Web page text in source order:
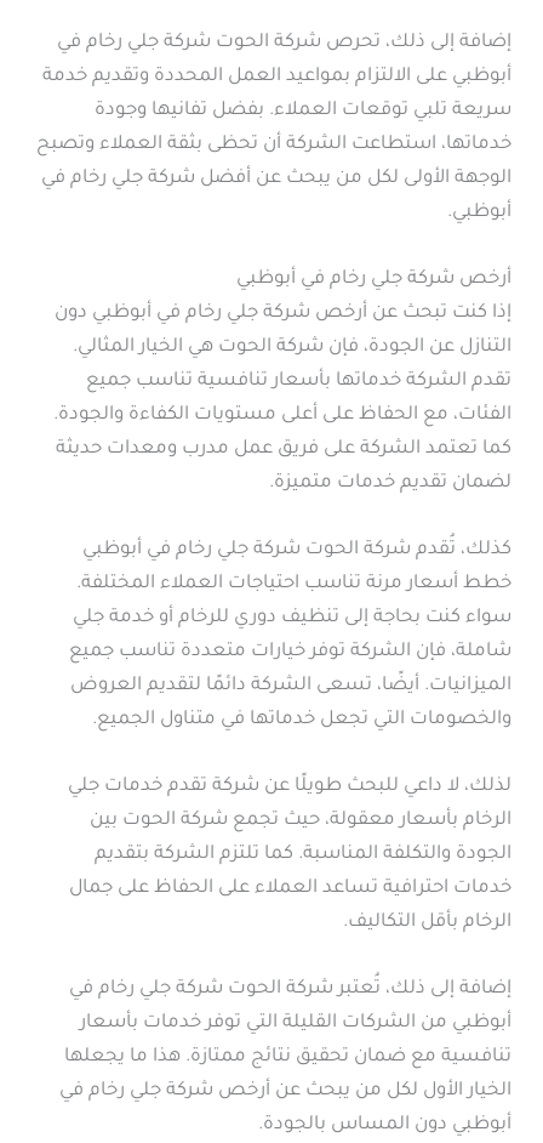
إضافة إلى ذلك، تحرص شركة الحوت شركة جلي رخام في
أبوظبي على الالتزام بمواعيد العمل المحددة وتقديم خدمة
سريعة تلبي توقعات العملاء. بفضل تفانيها وجودة
خدماتها، استطاعت الشركة أن تحظى بثقة العملاء وتصبح
الوجهة الأولى لكل من يبحث عن أفضل شركة جلي رخام في
أبوظبي.
أرخص شركة جلي رخام في أبوظبي
إذا كنت تبحث عن أرخص شركة جلي رخام في أبوظبي دون
التنازل عن الجودة، فإن شركة الحوت هي الخيار المثالي.
تقدم الشركة خدماتها بأسعار تنافسية تناسب جميع
الفئات، مع الحفاظ على أعلى مستويات الكفاءة والجودة.
كما تعتمد الشركة على فريق عمل مدرب ومعدات حديثة
لضمان تقديم خدمات متميزة.
كذلك، تُقدم شركة الحوت شركة جلي رخام في أبوظبي
خطط أسعار مرنة تناسب احتياجات العملاء المختلفة.
سواء كنت بحاجة إلى تنظيف دوري للرخام أو خدمة جلي
شاملة، فإن الشركة توفر خيارات متعددة تناسب جميع
الميزانيات. أيضًا، تسعى الشركة دائمًا لتقديم العروض
والخصومات التي تجعل خدماتها في متناول الجميع.
لذلك، لا داعي للبحث طويلًا عن شركة تقدم خدمات جلي
الرخام بأسعار معقولة، حيث تجمع شركة الحوت بين
الجودة والتكلفة المناسبة. كما تلتزم الشركة بتقديم
خدمات احترافية تساعد العملاء على الحفاظ على جمال
الرخام بأقل التكاليف.
إضافة إلى ذلك، تُعتبر شركة الحوت شركة جلي رخام في
أبوظبي من الشركات القليلة التي توفر خدمات بأسعار
تنافسية مع ضمان تحقيق نتائج ممتازة. هذا ما يجعلها
الخيار الأول لكل من يبحث عن أرخص شركة جلي رخام في
أبوظبي دون المساس بالجودة.